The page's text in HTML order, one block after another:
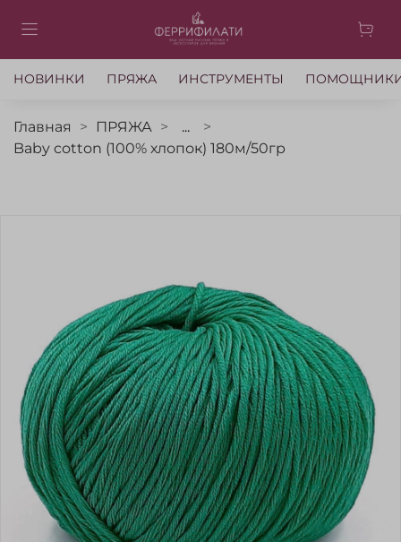
НОВИНКИ ПРЯЖА ИНСТРУМЕНТЫ
Главная ПРЯЖА
...
Baby cotton (100% хлопок) 180м/50гр